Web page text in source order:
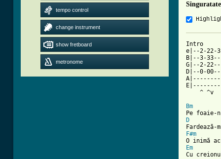
tempo control
change instrument
show fretboard
metronome
Intro
e|--2-22-
B|--3-
G|--2-
D|--0-
^ ^v
Bm
D
F#m
Em
Cu